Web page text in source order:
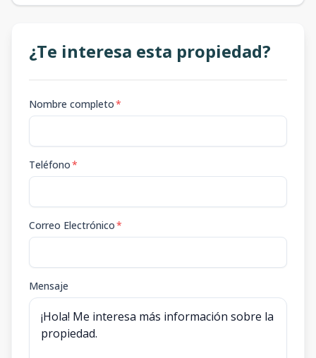
¿Te interesa esta propiedad?
Nombre completo*
Teléfono*
Correo Electrónico*
Mensaje